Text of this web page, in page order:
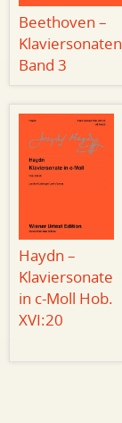
Beethoven –
Klaviersonaten
Band 3
Haydn –
Klaviersonate
in c-Moll Hob.
XVI:20